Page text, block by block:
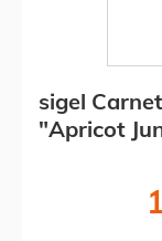
sigel
"Apricot